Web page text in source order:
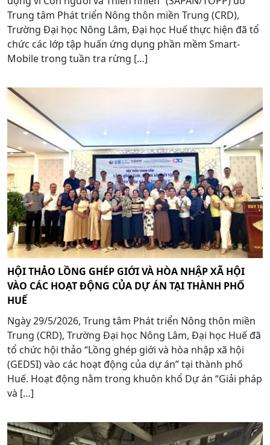
Trung tâm Phát triển Nông thôn miền Trung (CRD),
Trường Đại học Nông Lâm, Đại học Huế thực hiện đã tổ
chức các lớp tập huấn ứng dụng phần mềm Smart-
Mobile trong tuần tra rừng […]
HỘI THẢO LỒNG GHÉP GIỚI VÀ HÒA NHẬP XÃ HỘI
VÀO CÁC HOẠT ĐỘNG CỦA DỰ ÁN TẠI THÀNH PHỐ
HUẾ
Ngày 29/5/2026, Trung tâm Phát triển Nông thôn miền
Trung (CRD), Trường Đại học Nông Lâm, Đại học Huế đã
tổ chức hội thảo “Lồng ghép giới và hòa nhập xã hội
(GEDSI) vào các hoạt động của dự án” tại thành phố
Huế. Hoạt động nằm trong khuôn khổ Dự án “Giải pháp
và […]